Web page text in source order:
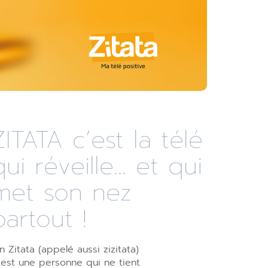
c’est la télé
réveille... et qui
son nez
!
Zitata (appelé aussi zizitata)
une personne qui ne tient